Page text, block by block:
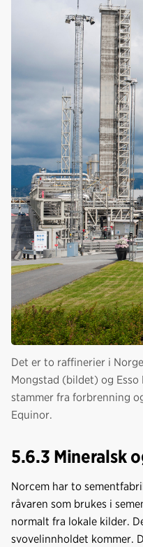
Det er to raffinerier i
Mongstad (bildet) og
stammer fra forbrenning
Equinor.
5.6.3 Mineralsk
Norcem har to
råvaren som brukes i
normalt fra lokale kilder.
svovelinnholdet kommer.